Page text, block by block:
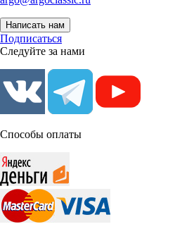
Написать нам
Подписаться
Следуйте за нами
Способы оплаты